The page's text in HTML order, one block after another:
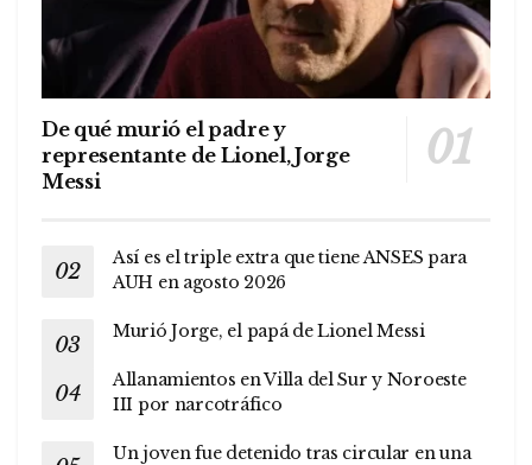
De qué murió el padre y
representante de Lionel, Jorge
Messi
Así es el triple extra que tiene ANSES para
AUH en agosto 2026
Murió Jorge, el papá de Lionel Messi
Allanamientos en Villa del Sur y Noroeste
III por narcotráfico
Un joven fue detenido tras circular en una